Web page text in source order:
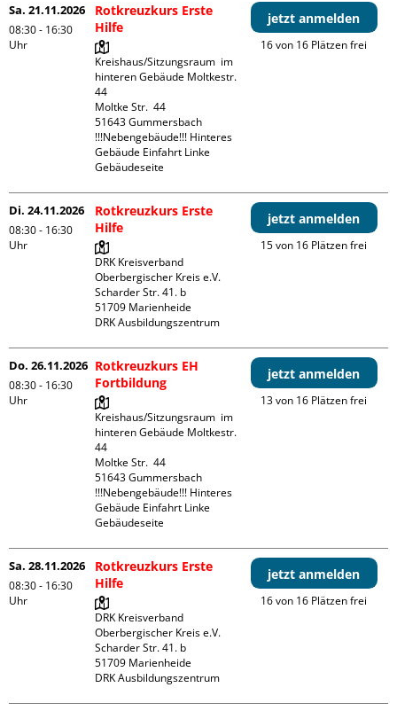
Sa. 21.11.2026
08:30 - 16:30
Uhr
Rotkreuzkurs Erste
Hilfe
Kreishaus/Sitzungsraum  im
hinteren Gebäude Moltkestr.
44
Moltke Str.  44
51643 Gummersbach
!!!Nebengebäude!!! Hinteres
Gebäude Einfahrt Linke
Gebäudeseite
jetzt anmelden
16 von 16 Plätzen frei
Di. 24.11.2026
08:30 - 16:30
Uhr
Rotkreuzkurs Erste
Hilfe
DRK Kreisverband
Oberbergischer Kreis e.V.
Scharder Str. 41. b
51709 Marienheide
DRK Ausbildungszentrum
jetzt anmelden
15 von 16 Plätzen frei
Do. 26.11.2026
08:30 - 16:30
Uhr
Rotkreuzkurs EH
Fortbildung
Kreishaus/Sitzungsraum  im
hinteren Gebäude Moltkestr.
44
Moltke Str.  44
51643 Gummersbach
!!!Nebengebäude!!! Hinteres
Gebäude Einfahrt Linke
Gebäudeseite
jetzt anmelden
13 von 16 Plätzen frei
Sa. 28.11.2026
08:30 - 16:30
Uhr
Rotkreuzkurs Erste
Hilfe
DRK Kreisverband
Oberbergischer Kreis e.V.
Scharder Str. 41. b
51709 Marienheide
DRK Ausbildungszentrum
jetzt anmelden
16 von 16 Plätzen frei